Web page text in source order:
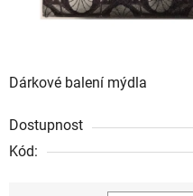
Dárkové balení mýdla
Dostupnost
Kód: